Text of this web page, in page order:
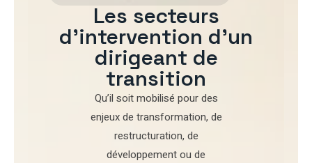
Les secteurs
d'intervention d'un
dirigeant de
transition
Qu’il soit mobilisé pourdes
enjeux de transformation, de
restructuration, de
développementou de